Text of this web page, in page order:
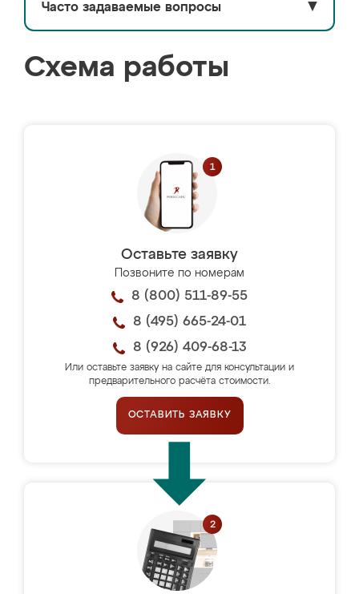
Часто задаваемые вопросы ▼
Схема работы
Оставьте заявку
Позвоните по номерам
8 (800) 511-89-55
8 (495) 665-24-01
8 (926) 409-68-13
Или оставьте заявку на сайте для консультации и
предварительного расчёта стоимости.
ОСТАВИТЬ ЗАЯВКУ